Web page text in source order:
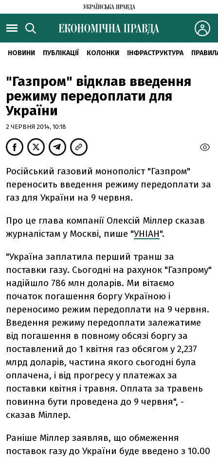
НОВИНИ ПУБЛІКАЦІЇ КОЛОНКИ ІНФРАСТРУКТУРА
"Газпром" відклав введення
режиму передоплати для
України
2 ЧЕРВНЯ 2014, 10:18
Російський газовий монополіст "Газпром"
переносить введення режиму передоплати за
газ для України на 9 червня.
Про це глава компанії Олексій Міллер сказав
журналістам у Москві, пише "УНІАН".
"Україна заплатила перший транш за
поставки газу. Сьогодні на рахунок "Газпрому"
надійшло 786 млн доларів. Ми вітаємо
початок погашення боргу Україною і
переносимо режим передоплати на 9 червня.
Введення режиму передоплати залежатиме
від погашення в повному обсязі боргу за
поставлений до 1 квітня газ обсягом у 2,237
млрд доларів, частина якого сьогодні була
оплачена, і від прогресу у платежах за
поставки квітня і травня. Оплата за травень
повинна бути проведена до 9 червня", -
сказав Міллер.
Раніше Міллер заявляв, що обмеження
поставок газу до України буде введено з 10.00